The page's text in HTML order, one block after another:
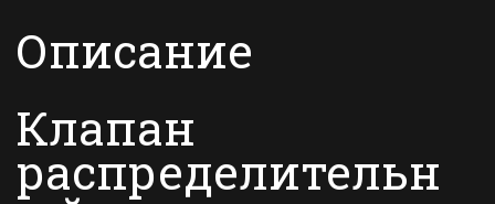
Описание
Клапан
распределительн